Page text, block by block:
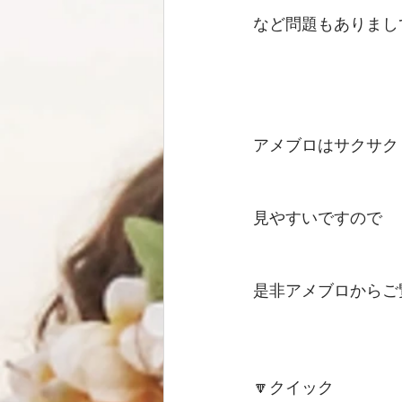
など問題もありまし
アメブロはサクサク
見やすいですので
是非アメブロから
🔽クイック